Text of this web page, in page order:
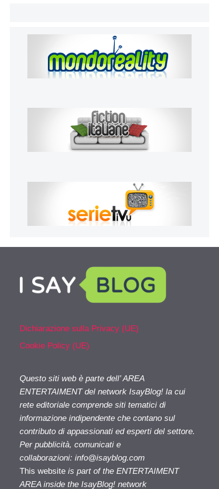
Dichiarazione sulla Privacy (UE)
Cookie Policy (UE)
Questo siti web è parte dell’ AREA
ENTERTAIMENT del network IsayBlog! la cui
rete editoriale comprende siti tematici di
informazione indipendente che contano sul
contributo di appassionati ed esperti del settore.
Per pubblicità, comunicati e
collaborazioni: info@isayblog.com
This website is part of the ENTERTAIMENT
AREA inside the IsayBlog! network